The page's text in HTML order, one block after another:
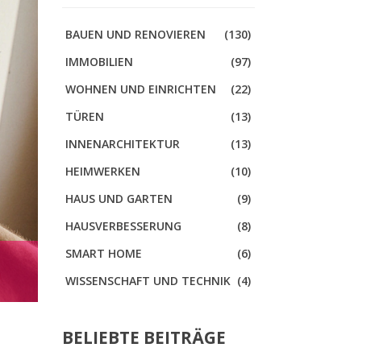
BAUEN UND RENOVIEREN
(130)
IMMOBILIEN
(97)
WOHNEN UND EINRICHTEN
(22)
TÜREN
(13)
INNENARCHITEKTUR
(13)
HEIMWERKEN
(10)
HAUS UND GARTEN
(9)
HAUSVERBESSERUNG
(8)
SMART HOME
(6)
WISSENSCHAFT UND TECHNIK (4)
BELIEBTE BEITRÄGE